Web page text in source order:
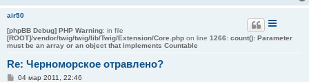
air50
[phpBB Debug] PHP Warning: in file
[ROOT]/vendor/twig/twig/lib/Twig/Extension/Core.php on line 1266: count(): Parameter
must be an array or an object that implements Countable
Re: Черноморское отравлено?
С04 мар 2011, 22:46